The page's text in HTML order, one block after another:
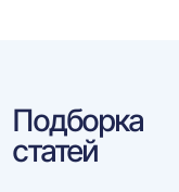
Подборка
статей